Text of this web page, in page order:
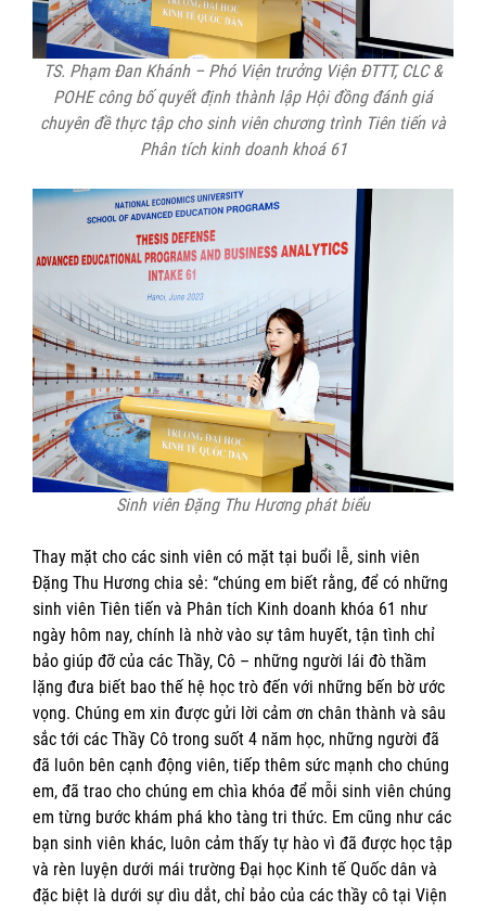
TS. Phạm Đan Khánh – Phó Viện trưởng Viện ĐTTT, CLC &
POHE công bố quyết định thành lập Hội đồng đánh giá
chuyên đề thực tập cho sinh viên chương trình Tiên tiến và
Phân tích kinh doanh khoá 61
Sinh viên Đặng Thu Hương phát biểu
Thay mặt cho các sinh viên có mặt tại buổi lễ, sinh viên
Đặng Thu Hương chia sẻ: “chúng em biết rằng, để có những
sinh viên Tiên tiến và Phân tích Kinh doanh khóa 61 như
ngày hôm nay, chính là nhờ vào sự tâm huyết, tận tình chỉ
bảo giúp đỡ của các Thầy, Cô – những người lái đò thầm
lặng đưa biết bao thế hệ học trò đến với những bến bờ ước
vọng. Chúng em xin được gửi lời cảm ơn chân thành và sâu
sắc tới các Thầy Cô trong suốt 4 năm học, những người đã
đã luôn bên cạnh động viên, tiếp thêm sức mạnh cho chúng
em, đã trao cho chúng em chìa khóa để mỗi sinh viên chúng
em từng bước khám phá kho tàng tri thức. Em cũng như các
bạn sinh viên khác, luôn cảm thấy tự hào vì đã được học tập
và rèn luyện dưới mái trường Đại học Kinh tế Quốc dân và
đặc biệt là dưới sự dìu dắt, chỉ bảo của các thầy cô tại Viện